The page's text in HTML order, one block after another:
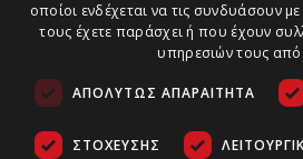
οποίοι ενδέχεται να τις συνδυάσουν
τους έχετε παράσχει ή που έχουν
υπηρεσιών τους από
ΑΠΟΛΎΤΩΣ ΑΠΑΡΑΊΤΗΤΑ
ΣΤΌΧΕΥΣΗΣ